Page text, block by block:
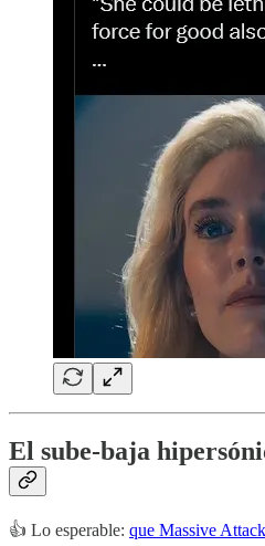
El sube-baja
👍 Lo esperable: que Massive